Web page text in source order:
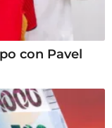
con Pavel